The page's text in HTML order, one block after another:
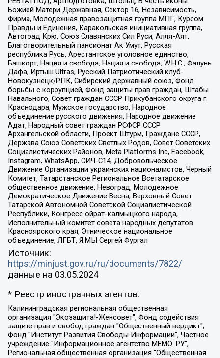
Божией Матери Державная, Сектор 16, Независимость,
Фирма, Молодежная правозащитная группа МПГ, Курсом
Правды и Единения, Каракольская инициативная группа,
Автоград Крю, Союз Славянских Сил Руси, Алля-Аят,
Благотворительный пансионат Ак Умут, Русская
республика Русь, Арестантское уголовное единство,
Башкорт, Нация и свобода, Нация и свобода, W.H.С., Фалунь
Дафа, Иртыш Ultras, Русский Патриотический клуб-
Новокузнецк/РПК, Сибирский державный союз, Фонд
борьбы с коррупцией, Фонд защиты прав граждан, Штабы
Навального, Совет граждан СССР Прикубанского округа г.
Краснодара, Мужское государство, Народное
объединение русского движения, Народное движение
Адат, Народный совет граждан РСФСР СССР
Архангельской области, Проект Штурм, Граждане СССР,
Держава Союз Советских Светлых Родов, Совет Советских
Социалистических Районов, Meta Platforms Inc, Facebook,
Instagram, WhatsApp, СИЧ-С14, Добровольческое
Движение Организации украинских националистов, Черный
Комитет, Татарстанское Региональное Всетатарское
общественное движение, Невоград, Молодежное
Демократическое Движение Весна, Верховный Совет
Татарской Автономной Советской Социалистической
Республики, Конгресс ойрат-калмыцкого народа,
Исполнительный комитет совета народных депутатов
Красноярского края, Этническое национальное
объединение, ЛГБТ, Я.МЫ Сергей Фургал
Источник:
https://minjust.gov.ru/ru/documents/7822/
данные на 03.05.2024
* Реестр иностранных агентов:
Калининградская региональная общественная организация "Экозащита!-Женсовет", Фонд содействия защите прав и свобод граждан "Общественный вердикт", Фонд "Институт Развития Свободы Информации", Частное учреждение "Информационное агентство МЕМО. РУ", Региональная общественная организация "Общественная комиссия по сохранению наследия академика Сахарова", Фонд поддержки свободы прессы, Санкт-Петербургская общественная правозащитная организация "Гражданский контроль", Межрегиональная общественная организация "Информационно-просветительский центр "Мемориал", Региональный Фонд "Центр Защиты Прав Средств Массовой Информации", с 05.12.2023 Фонд "Центр Защиты Прав Средств массовой информации", Региональная общественная благотворительная организация помощи беженцам и мигрантам "Гражданское содействие", Негосударственное образовательное учреждение дополнительного профессионального образования (повышение квалификации) специалистов "АКАДЕМИЯ ПО ПРАВАМ ЧЕЛОВЕКА", Свердловская региональная общественная организация "Сутяжник", Автономная некоммерческая организация "Центр независимых социологических исследований", Союз общественных объединений "Российский исследовательский центр по правам человека", Региональное общественное учреждение научно-информационный центр "МЕМОРИАЛ", Некоммерческая организация "Фонд защиты гласности", Автономная некоммерческая организация "Институт прав человека", Городская общественная организация "Екатеринбургское общество "МЕМОРИАЛ", Городская общественная организация "Рязанское историко-просветительское и правозащитное общество "Мемориал" (Рязанский Мемориал), Челябинский региональный орган общественной самодеятельности – женское общественное объединение "Женщины Евразии", Челябинский региональный орган общественной самодеятельности "Уральская правозащитная группа", Фонд содействия защите здоровья и социальной справедливости имени Андрея Рылькова, Автономная Некоммерческая Организация "Аналитический Центр Юрия Левады", Автономная некоммерческая организация социальной поддержки населения "Проект Апрель", Региональная общественная организация помощи женщинам и детям, находящимся в кризисной ситуации "Информационно-методический центр "Анна", Фонд содействия развитию массовых коммуникаций и правовому просвещению "Так-так-Так", Фонд содействия устойчивому развитию "Серебряная тайга", Свердловский региональный общественный фонд социальных проектов "Новое время", "Idel.Реалии", Кавказ.Реалии, Крым.Реалии, Телеканал Настоящее Время, Татаро-башкирская служба Радио Свобода (Azatliq Radiosi), Радио Свободная Европа/Радио Свобода (PCE/PC), "Сибирь.Реалии", "Фактограф", Благотворительный фонд помощи осужденным и их семьям, Автономная некоммерческая организация "Институт глобализации и социальных движений", Фонд "В защиту прав заключенных", Частное учреждение "Центр поддержки и содействия развитию средств массовой информации", Пензенский региональный общественный благотворительный фонд "Гражданский союз", "Север.Реалии", Некоммерческая организация Фонд "Правовая инициатива", Общество с ограниченной ответственностью "Радио Свободная Европа/Радио Свобода", Чешское информационное агентство "MEDIUM-ORIENT", Красноярская региональная общественная организация "Мы против СПИДа", Камалягин Денис Николаевич, Маркелов Сергей Евгеньевич, Пономарев Лев Александрович, Савицкая Людмила Алексеевна, Автономная некоммерческая организация "Центр по работе с проблемой насилия "НАСИЛИЮ.НЕТ", Межрегиональный профессиональный союз работников здравоохранения "Альянс врачей", Юридическое лицо, зарегистрированное в Латвийской Республике, SIA "Medusa Project" (регистрационный номер 40103797863, дата регистрации 10.06.2014), Некоммерческая организация "Фонд по борьбе с коррупцией", Автономная некоммерческая организация "Институт права и публичной политики", Баданин Роман Сергеевич, Гликин Максим Александрович, Железнова Мария Михайловна, Лукьянова Юлия Сергеевна, Маетная Елизавета Витальевна, Маняхин Петр Борисович, Чуракова Ольга Владимировна, Ярош Юлия Петровна, Юридическое лицо "The Insider SIA", зарегистрированное в Риге, Латвийская Республика (дата регистрации 26.06.2015), являющееся администратором доменного имени интернет-издания "The Insider SIA", https://theins.ru, Постернак Алексей Евгеньевич, Рубин Михаил Аркадьевич, Анин Роман Александрович, Юридическое лицо Istories fonds, зарегистрированное в Латвийской Республике (регистрационный номер 50008295751, дата регистрации 24.02.2020), Великовский Дмитрий Александрович, Долинина Ирина Николаевна, Мароховская Алеся Алексеевна, Шлейнов Роман Юрьевич, Шмагун Олеся Валентиновна, Общество с ограниченной ответственностью "Альтаир 2021", Общество с ограниченной ответственностью "Вега 2021", Общество с ограниченной ответственностью "Главный редактор 2021", Общество с ограниченной ответственностью "Ромашки монолит", Важенков Артем Валерьевич, Ивановская областная общественная организация "Центр гендерных исследований", Гурман Юрий Альбертович, Медиапроект "ОВД-Инфо", Егоров Владимир Владимирович, Жилинский Владимир Александрович, Общество с ограниченной ответственностью "ЗП", Иванова София Юрьевна, Карезина Инна Павловна, Кильтау Екатерина Викторовна, Петров Алексей Викторович, Пискунов Сергей Евгеньевич, Смирнов Сергей Сергеевич, Тихонов Михаил Сергеевич, Общество с ограниченной ответственностью "ЖУРНАЛИСТ-ИНОСТРАННЫЙ АГЕНТ", Арапова Галина Юрьевна, Вольтская Татьяна Анатольевна, Американская компания "Mason G.E.S. Anonymous Foundation" (США), являющаяся владельцем интернет-издания https://mnews.world/, Компания "Stichting Bellingcat", зарегистрированная в Нидерландах (дата регистрации 11.07.2018), Захаров Андрей Вячеславович, Клепиковская Екатерина Дмитриевна, Общество с ограниченной ответственностью "МЕМО", Перл Роман Александрович, Симонов Евгений Алексеевич, Соловьева Елена Анатольевна, Сотников Даниил Владимирович, Сурначева Елизавета Дмитриевна, Автономная некоммерческая организация по защите прав человека и информированию населения "Якутия – Наше Мнение", Общество с ограниченной ответственностью "Москоу диджитал медиа", с 26.01.2023 Общество с ограниченной ответственностью "Чайка Белые сады", Ветошкина Валерия Валерьевна, Заговора Максим Александрович, Межрегиональное общественное движение "Российская ЛГБТ - сеть", Оленичев Максим Владимирович, Павлов Иван Юрьевич, Скворцова Елена Сергеевна, Общество с ограниченной ответственностью "Как бы инагент", Кочетков Игорь Викторович, Общество с ограниченной ответственностью "Честные выборы", Еланчик Олег Александрович, Общество с ограниченной ответственностью "Нобелевский призыв", Гималова Регина Эмилевна, Григорьев Андрей Валерьевич, Григорьева Алина Александровна, Ассоциация по содействию защите прав призывников, альтернативнослужащих и военнослужащих "Правозащитная группа "Гражданин.Армия.Право", Хисамова Регина Фаритовна, Автономная некоммерческая организация по реализации социально-правовых программ "Лилит", Дальневосточное общественное движение "Маяк", Санкт-Петербургская ЛГБТ-инициативная группа "Выход", Инициативная группа ЛГБТ+ "Реверс", Алексеев Андрей Викторович, Бекбулатова Таисия Львовна, Беляев Иван Михайлович, Владыкина Елена Сергеевна, Гельман Марат Александрович, Никульшина Вероника Юрьевна, Толоконникова Надежда Андреевна, Шендерович Виктор Анатольевич, Общество с ограниченной ответственностью "Данное сообщение", Общество с ограниченной ответственностью Издательский дом "Новая глава", Айнбиндер Александра Александровна, Московский комьюнити-центр для ЛГБТ+инициатив, Благотворительный фонд развития филантропии, Deutsche Welle (Германия, Kurt-Schumacher-Strasse 3, 53113 Bonn), Борзунова Мария Михайловна, Воробьев Виктор Викторович, Голубева Анна Львовна, Константинова Алла Михайловна, Малкова Ирина Владимировна, Мурадов Мурад Абдулгалимович, Осетинская Елизавета Николаевна, Понасенков Евгений Николаевич, Ганапольский Матвей Юрьевич, Киселев Евгений Алексеевич, Борухович Ирина Григорьевна, Дремин Иван Тимофеевич, Дубровский Дмитрий Викторович, Красноярская региональная общественная организация поддержки и развития альтернативных образовательных технологий и межкультурных коммуникаций "ИНТЕРРА", Маяковская Екатерина Алексеевна, Фейгин Марк Захарович, Филимонов Андрей Викторович, Дзугкоева Регина Николаевна, Доброхотов Роман Александрович, Дудь Юрий Александрович, Елкин Сергей Владимирович, Кругликов Кирилл Игоревич, Сабунаева Мария Леонидовна, Семенов Алексей Владимирович, Шаинян Карен Багратович, Шульман Екатерина Михайловна, Асафьев Артур Валерьевич, Вахштайн Виктор Семенович, Венедиктов Алексей Алексеевич, Лушникова Екатерина Евгеньевна, Волков Леонид Михайлович, Невзоров Александр Глебович, Пархоменко Сергей Борисович, Сироткин Ярослав Николаевич, Кара-Мурза Владимир Владимирович, Баранова Наталья Владимировна, Гозман Леонид Яковлевич, Кагарлицкий Борис Юльевич, Климарев Михаил Валерьевич, Милов Владимир Станиславович, Автономная некоммерческая организация Краснодарский центр современного искусства "Типография", Моргенштерн Алишер Тагирович, Соболь Любовь Эдуардовна, Общество с ограниченной ответственностью "ЛИЗА НОРМ", Каспаров Гарри Кимович, Ходорковский Михаил Борисович, Общество с ограниченной ответственностью "Апрельские тезисы", Данилович Ирина Брониславовна, Кашин Олег Владимирович, Петров Николай Владимирович, Пивоваров Алексей Владимирович, Соколов Михаил Владимирович, Цветкова Юлия Владимировна, Чичваркин Евгений Александрович, Комитет против пыток/Команда против пыток, Общество с ограниченной ответственностью "Первый научный", Общество с ограниченной ответственностью "Вертолет и ко", Белоцерковская Вероника Борисовна, Кац Максим Евгеньевич, Лазарева Татьяна Юрьевна, Шаведдинов Руслан Табризович, Яшин Илья Валерьевич, Общество с ограниченной ответственностью "Иноагент ААВ", Алешковский Дмитрий Петрович, Альбац Евгения Марковна, Быков Дмитрий Львович, Галямина Юлия Евгеньевна, Лойко Сергей Леонидович, Мартынов Кирилл Константинович, Медведев Сергей Александрович, Крашенинников Федор Геннадиевич, Гордеева Катерина Вл